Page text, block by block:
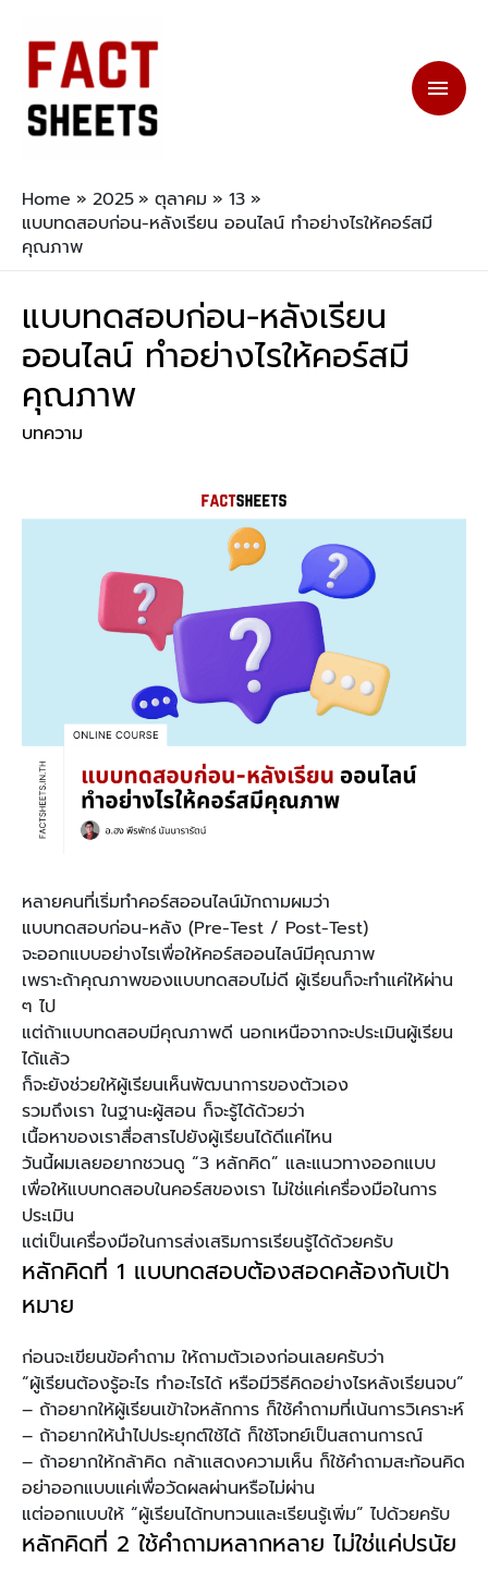
Home 2025 ตุลาคม
13
แบบทดสอบก่อน-หลังเรียน ออนไลน์ ทำอย่างไรให้คอร์สมี
คุณภาพ
แบบทดสอบก่อน-หลังเรียน
ออนไลน์ ทำอย่างไรให้คอร์สมี
คุณภาพ
บทความ
หลายคนที่เริ่มทำคอร์สออนไลน์มักถามผมว่า
แบบทดสอบก่อน-หลัง (Pre-Test / Post-Test)
จะออกแบบอย่างไรเพื่อให้คอร์สออนไลน์มีคุณภาพ
เพราะถ้าคุณภาพของแบบทดสอบไม่ดี ผู้เรียนก็จะทำแค่ให้ผ่าน
ๆ ไป
แต่ถ้าแบบทดสอบมีคุณภาพดี นอกเหนือจากจะประเมินผู้เรียน
ได้แล้ว
ก็จะยังช่วยให้ผู้เรียนเห็นพัฒนาการของตัวเอง
รวมถึงเรา ในฐานะผู้สอน ก็จะรู้ได้ด้วยว่า
เนื้อหาของเราสื่อสารไปยังผู้เรียนได้ดีแค่ไหน
วันนี้ผมเลยอยากชวนดู “3 หลักคิด” และแนวทางออกแบบ
เพื่อให้แบบทดสอบในคอร์สของเรา ไม่ใช่แค่เครื่องมือในการ
ประเมิน
แต่เป็นเครื่องมือในการส่งเสริมการเรียนรู้ได้ด้วยครับ
หลักคิดที่ 1 แบบทดสอบต้องสอดคล้องกับเป้า
หมาย
ก่อนจะเขียนข้อคำถาม ให้ถามตัวเองก่อนเลยครับว่า
“ผู้เรียนต้องรู้อะไร ทำอะไรได้ หรือมีวิธีคิดอย่างไรหลังเรียนจบ”
– ถ้าอยากให้ผู้เรียนเข้าใจหลักการ ก็ใช้คำถามที่เน้นการวิเคราะห์
– ถ้าอยากให้นำไปประยุกต์ใช้ได้ ก็ใช้โจทย์เป็นสถานการณ์
– ถ้าอยากให้กล้าคิด กล้าแสดงความเห็น ก็ใช้คำถามสะท้อนคิด
อย่าออกแบบแค่เพื่อวัดผลผ่านหรือไม่ผ่าน
แต่ออกแบบให้ “ผู้เรียนได้ทบทวนและเรียนรู้เพิ่ม” ไปด้วยครับ
หลักคิดที่ 2 ใช้คำถามหลากหลาย ไม่ใช่แค่ปรนัย